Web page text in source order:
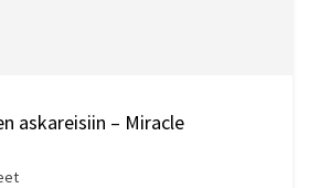
askareisiin – Miracle